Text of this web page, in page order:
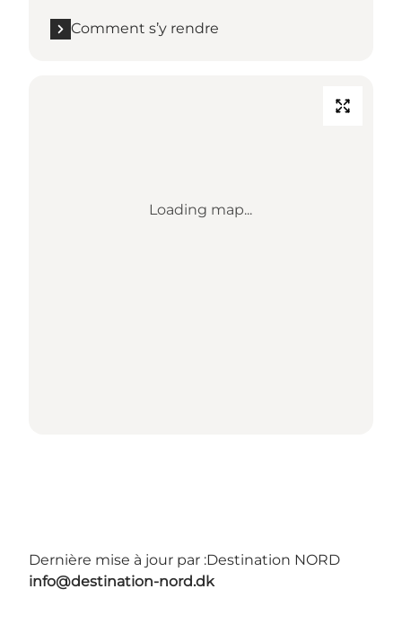
Comment s’y rendre
Loading map...
Dernière mise à jour par :Destination NORD
info@destination-nord.dk